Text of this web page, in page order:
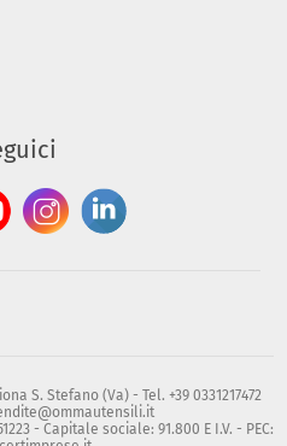
S. Stefano (Va) - Tel. +39 0331217472
- Capitale sociale: 91.800 E I.V. - PEC: